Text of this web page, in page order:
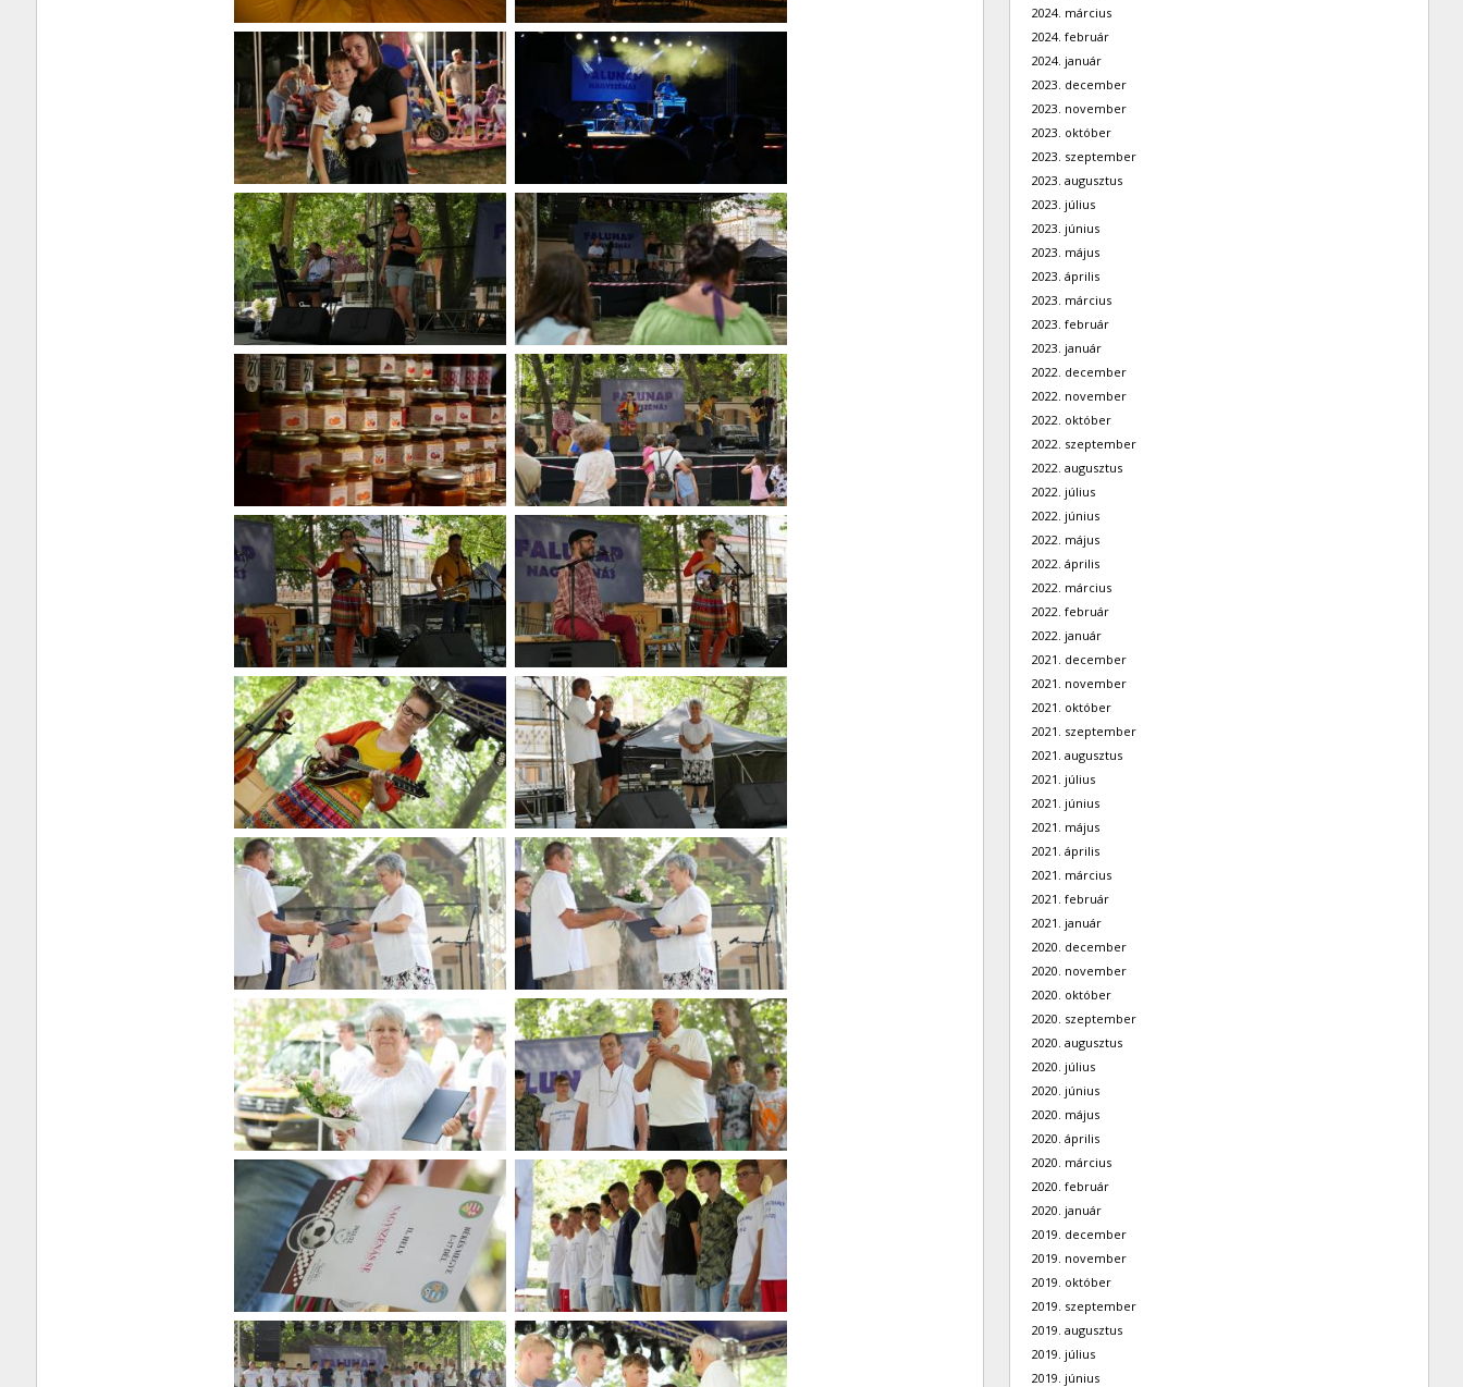
2024. március
2024. február
2024. január
2023. december
2023. november
2023. október
2023. szeptember
2023. augusztus
2023. július
2023. június
2023. május
2023. április
2023. március
2023. február
2023. január
2022. december
2022. november
2022. október
2022. szeptember
2022. augusztus
2022. július
2022. június
2022. május
2022. április
2022. március
2022. február
2022. január
2021. december
2021. november
2021. október
2021. szeptember
2021. augusztus
2021. július
2021. június
2021. május
2021. április
2021. március
2021. február
2021. január
2020. december
2020. november
2020. október
2020. szeptember
2020. augusztus
2020. július
2020. június
2020. május
2020. április
2020. március
2020. február
2020. január
2019. december
2019. november
2019. október
2019. szeptember
2019. augusztus
2019. július
2019. június